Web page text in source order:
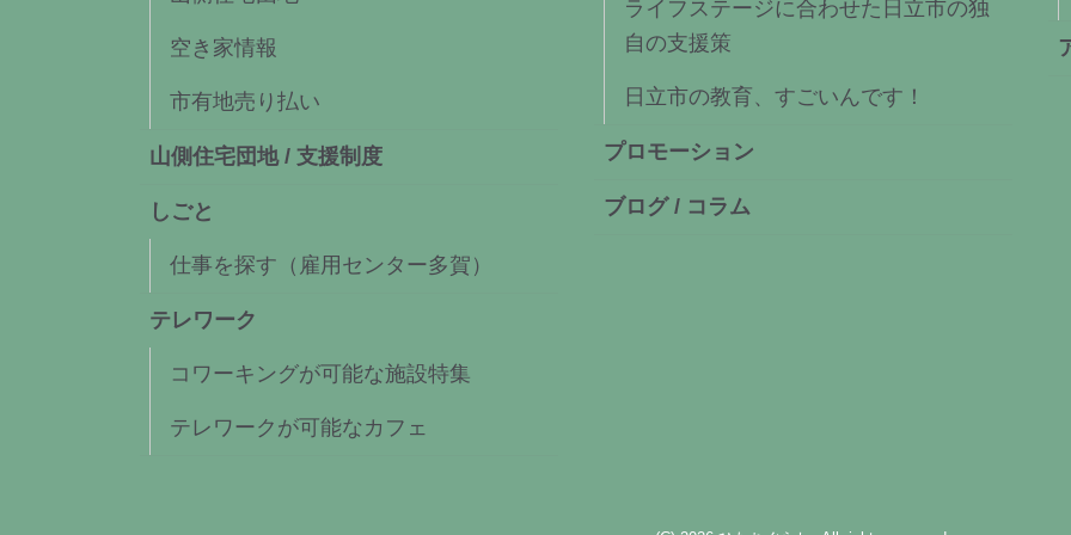
空き家情報
市有地売り払い
山側住宅団地 / 支援制度
しごと
仕事を探す（雇用センター多賀）
テレワーク
コワーキングが可能な施設特集
テレワークが可能なカフェ
ライフステージに合わせた日立市の独
自の支援策
日立市の教育、すごいんです！
プロモーション
ブログ / コラム